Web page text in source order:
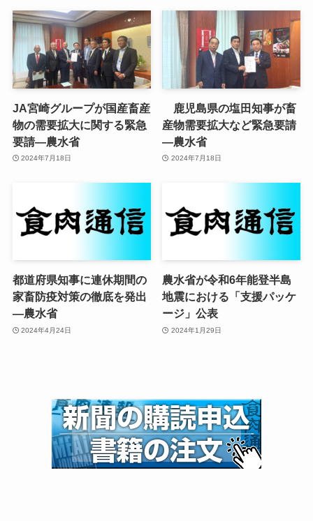
JA宮崎グループが国産畜産
物の需要拡大に関する緊急
要請—農水省
2024年7月18日
鹿児島県の塩田知事が畜
産物需要拡大など緊急要請
—農水省
2024年7月18日
都道府県知事に連休期間の
家畜防疫対策の徹底を発出
—農水省
2024年4月24日
農水省が令和6年能登半島
地震における「支援パッケ
ージ」公表
2024年1月29日